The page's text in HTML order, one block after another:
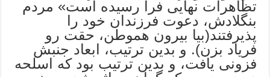
تظاهرات نهایی فرا رسیده است» مردم
بنگلادش، دعوت فرزندان خود را
پذیرفتند(بیا بیرون هموطن، حقت رو
فریاد بزن). و بدین ترتیب، ابعاد جنبش
فزونی یافت، و بدین ترتیب بود که اسلحه